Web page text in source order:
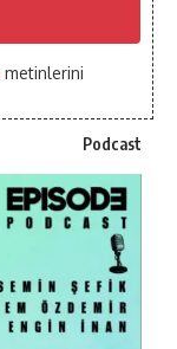
metinlerini
Podcast